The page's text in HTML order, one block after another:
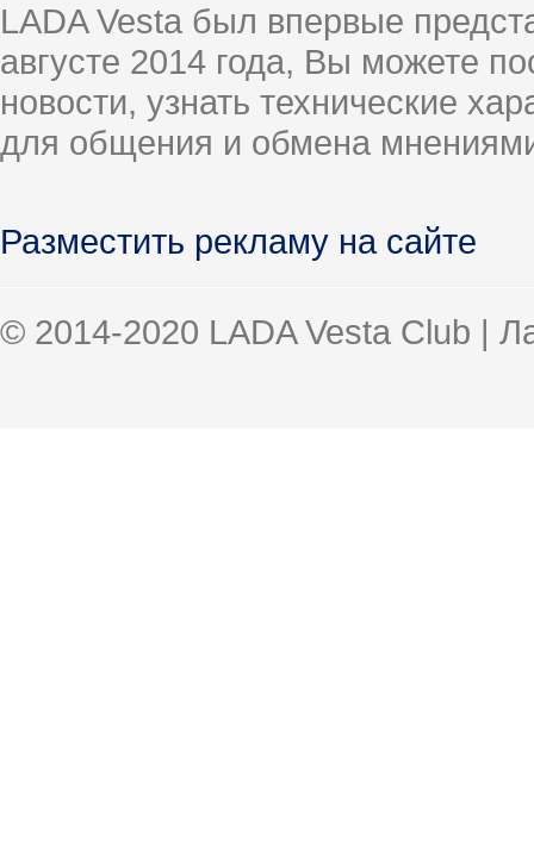
LADA Vesta был впервые
августе 2014 года, Вы можете
новости, узнать технические
для общения и обмена
Разместить рекламу на сайте
© 2014-2020 LADA Vesta Club |